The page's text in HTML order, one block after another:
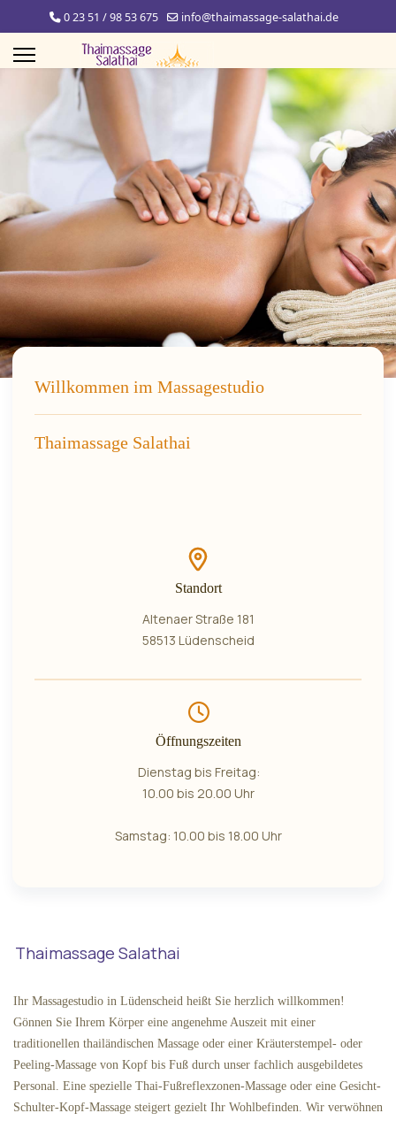
0 23 51 / 98 53 675 info@thaimassage-salathai.de
Willkommen im Massagestudio
Thaimassage Salathai
Standort
Altenaer Straße 181
58513 Lüdenscheid
Öffnungszeiten
Dienstag bis Freitag:
10.00 bis 20.00 Uhr
Samstag: 10.00 bis 18.00 Uhr
Thaimassage Salathai
Ihr Massagestudio in Lüdenscheid heißt Sie herzlich willkommen!
Gönnen Sie Ihrem Körper eine angenehme Auszeit mit einer
traditionellen thailändischen Massage oder einer Kräuterstempel- oder
Peeling-Massage von Kopf bis Fuß durch unser fachlich ausgebildetes
Personal. Eine spezielle Thai-Fußreflexzonen-Massage oder eine Gesicht-
Schulter-Kopf-Massage steigert gezielt Ihr Wohlbefinden. Wir verwöhnen